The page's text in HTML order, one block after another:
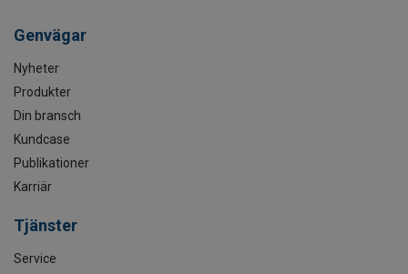
Genvägar
Nyheter
Produkter
Din bransch
Kundcase
Publikationer
Karriär
Tjänster
Service